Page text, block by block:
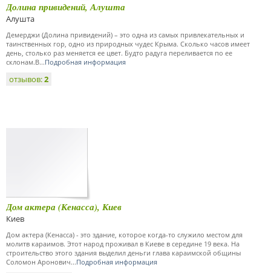
Долина привидений, Алушта
Алушта
Демерджи (Долина привидений) – это одна из самых привлекательных и
таинственных гор, одно из природных чудес Крыма. Сколько часов имеет
день, столько раз меняется ее цвет. Будто радуга переливается по ее
склонам.В...Подробная информация
отзывов:2
Дом актера (Кенасса), Киев
Киев
Дом актера (Кенасса) - это здание, которое когда-то служило местом для
молитв караимов. Этот народ проживал в Киеве в середине 19 века. На
строительство этого здания выделил деньги глава караимской общины
Соломон Аронович...Подробная информация